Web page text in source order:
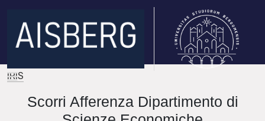
IRIS
Scorri Afferenza Dipartimento di